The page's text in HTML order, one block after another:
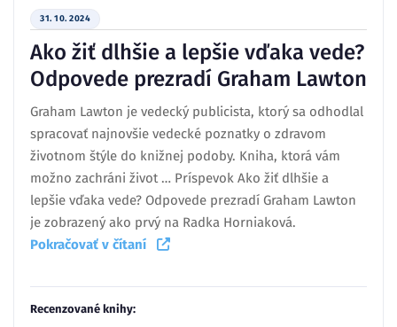
31. 10. 2024
Ako žiť dlhšie a lepšie vďaka vede?
Odpovede prezradí Graham Lawton
Graham Lawton je vedecký publicista, ktorý sa odhodlal
spracovať najnovšie vedecké poznatky o zdravom
životnom štýle do knižnej podoby. Kniha, ktorá vám
možno zachráni život … Príspevok Ako žiť dlhšie a
lepšie vďaka vede? Odpovede prezradí Graham Lawton
je zobrazený ako prvý na Radka Horniaková.
Pokračovať v čítaní
Recenzované knihy: